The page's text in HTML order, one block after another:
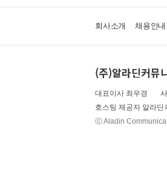
회사소개 채용안내
(주)알라딘커뮤
대표이사 최우경
호스팅 제공자 알라딘
ⓒ Aladin